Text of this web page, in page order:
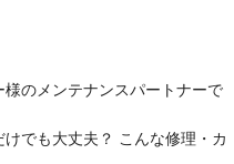
のメンテナンスパートナーで
でも大丈夫？ こんな修理・カ